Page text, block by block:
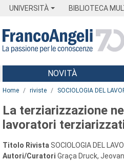
UNIVERSITÀ BIBLIOTECA
Menu
NOVITÀ
Home riviste SOCIOLOGIA DEL
La terziarizzazione
lavoratori
Titolo Rivista SOCIOLOGIA DEL
Autori/Curatori Graça Druck,